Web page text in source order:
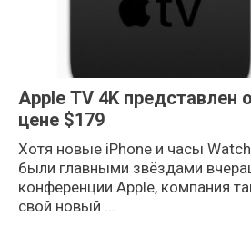
Apple TV 4K представлен
цене $179
Хотя новые iPhone и часы Watch
были главными звёздами
конференции Apple, компания
свой новый ...